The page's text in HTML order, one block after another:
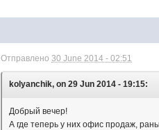
Отправлено30 June 2014 - 02:51
kolyanchik, on 29 Jun 2014 - 19:15:
Добрый вечер!
А где теперь у них офис продаж,